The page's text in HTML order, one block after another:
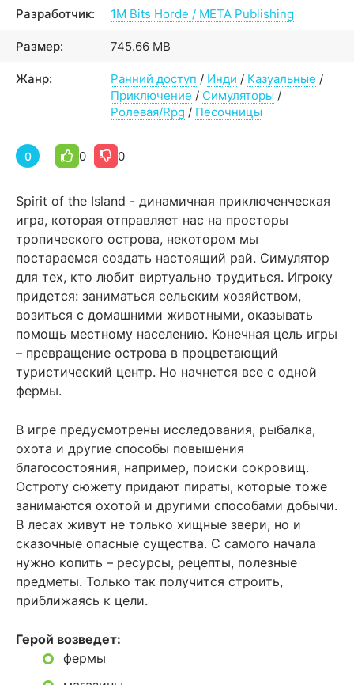
Разработчик: 1M Bits Horde / META Publishing
Размер: 745.66 MB
Жанр: Ранний доступ / Инди / Казуальные /
Приключение / Симуляторы /
Ролевая/Rpg / Песочницы
0 0 0
Spirit of the Island - динамичная приключенческая
игра, которая отправляет нас на просторы
тропического острова, некотором мы
постараемся создать настоящий рай. Симулятор
для тех, кто любит виртуально трудиться. Игроку
придется: заниматься сельским хозяйством,
возиться с домашними животными, оказывать
помощь местному населению. Конечная цель игры
– превращение острова в процветающий
туристический центр. Но начнется все с одной
фермы.
В игре предусмотрены исследования, рыбалка,
охота и другие способы повышения
благосостояния, например, поиски сокровищ.
Остроту сюжету придают пираты, которые тоже
занимаются охотой и другими способами добычи.
В лесах живут не только хищные звери, но и
сказочные опасные существа. С самого начала
нужно копить – ресурсы, рецепты, полезные
предметы. Только так получится строить,
приближаясь к цели.
Герой возведет:
фермы